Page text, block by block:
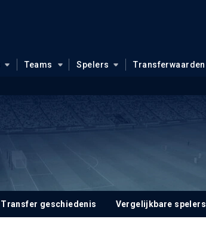
Teams Spelers Transferwaarden
Transfer geschiedenis Vergelijkbare spelers